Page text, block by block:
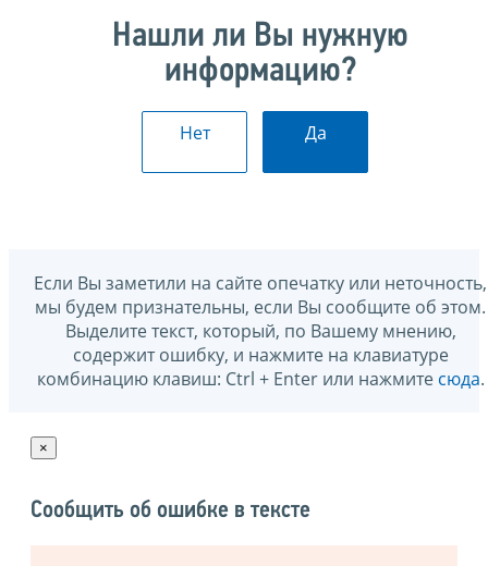
Нашли ли Вы нужную
информацию?
Нет Да
Если Вы заметили на сайте опечатку или неточность,
мы будем признательны, если Вы сообщите об этом.
Выделите текст, который, по Вашему мнению,
содержит ошибку, и нажмите на клавиатуре
комбинацию клавиш: Ctrl + Enter или нажмите сюда.
×
Сообщить об ошибке в тексте